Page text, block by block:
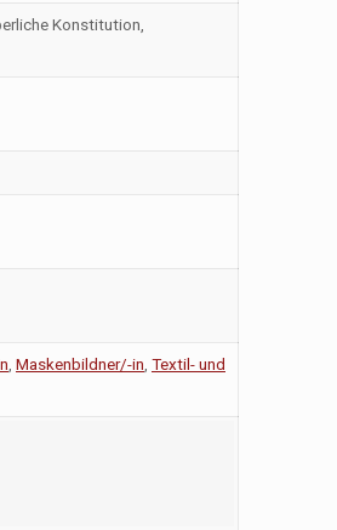
Konstitution,
Maskenbildner/-in Textil- und